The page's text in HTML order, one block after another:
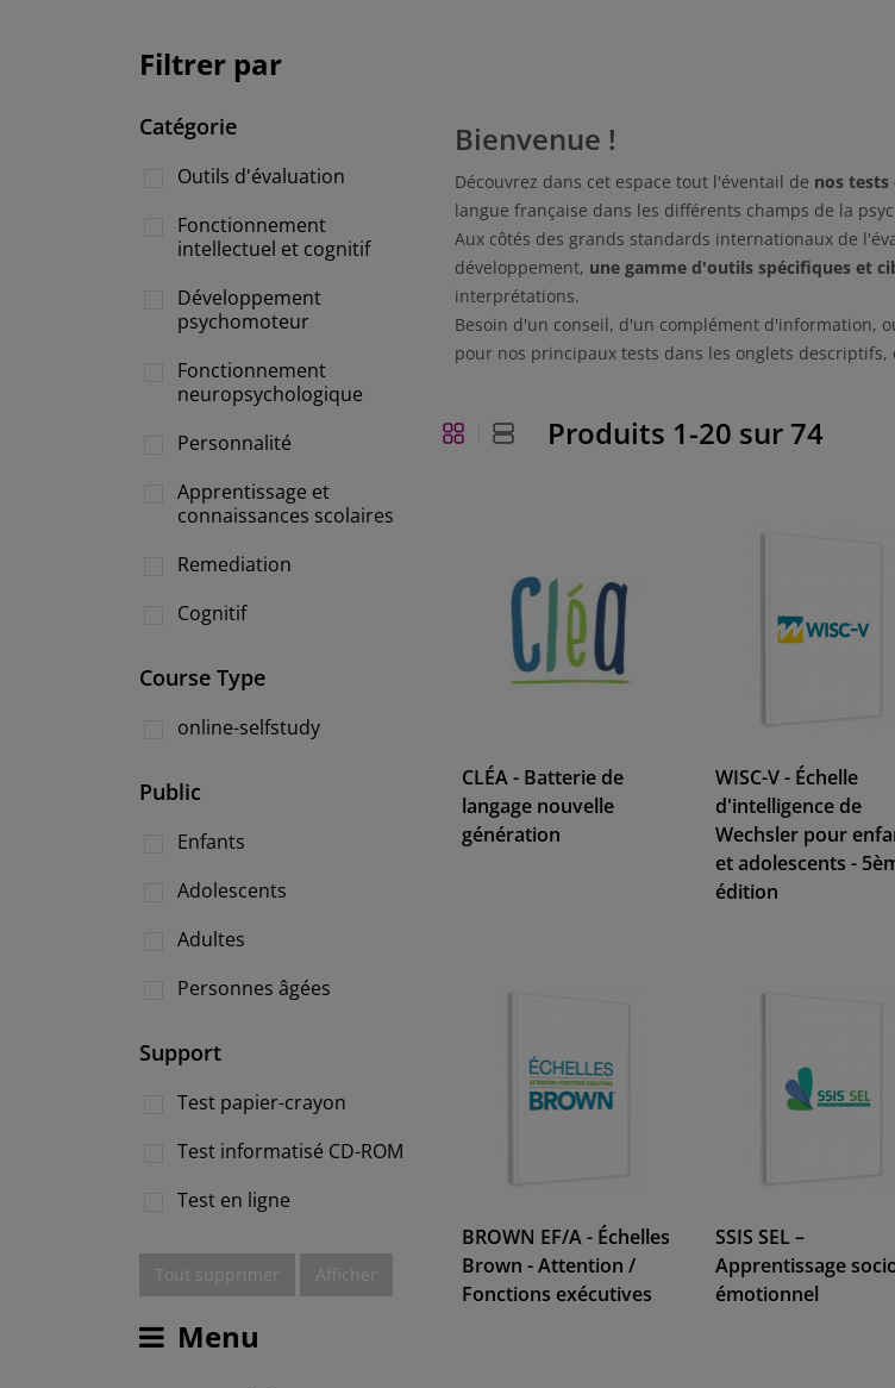
Bienvenue !
Découvrez dans cet espace tout l'éventail de nos
langue française dans les différents champs de la
Aux côtés des grands standards internationaux de
développement, une gamme d'outils spécifiques et
interprétations.
Besoin d'un conseil, d'un complément d'information,
pour nos principaux tests dans les onglets
Afficher
GrilleListeProduits 1-20 sur 74
CLÉA - Batterie de
langage nouvelle
génération
WISC-V - Échelle
d'intelligence de
Wechsler pour
et adolescents -
édition
BROWN EF/A - Échelles
Brown - Attention /
Fonctions exécutives
SSIS SEL –
Apprentissage
émotionnel
Filtrer par
Catégorie
Outils d'évaluation
Fonctionnement
intellectuel et cognitif
Développement
psychomoteur
Fonctionnement
neuropsychologique
Personnalité
Apprentissage et
connaissances scolaires
Remediation
Cognitif
Course Type
online-selfstudy
Public
Enfants
Adolescents
Adultes
Personnes âgées
Support
Test papier-crayon
Test informatisé CD-ROM
Test en ligne
Tout supprimer Afficher
Menu